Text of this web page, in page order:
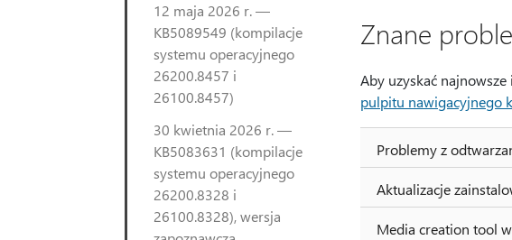
12 maja 2026 r. —
KB5089549 (kompilacje
systemu operacyjnego
26200.8457 i
26100.8457)
30 kwietnia 2026 r. —
KB5083631 (kompilacje
systemu operacyjnego
26200.8328 i
26100.8328), wersja
Znane
Aby uzyskać
pulpitu nawigacyjnego
Problemy z
Aktualizacje
Media creation tool